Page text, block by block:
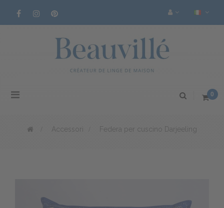
Navigazione
0
Accessori Federa per cuscino Darjeeling